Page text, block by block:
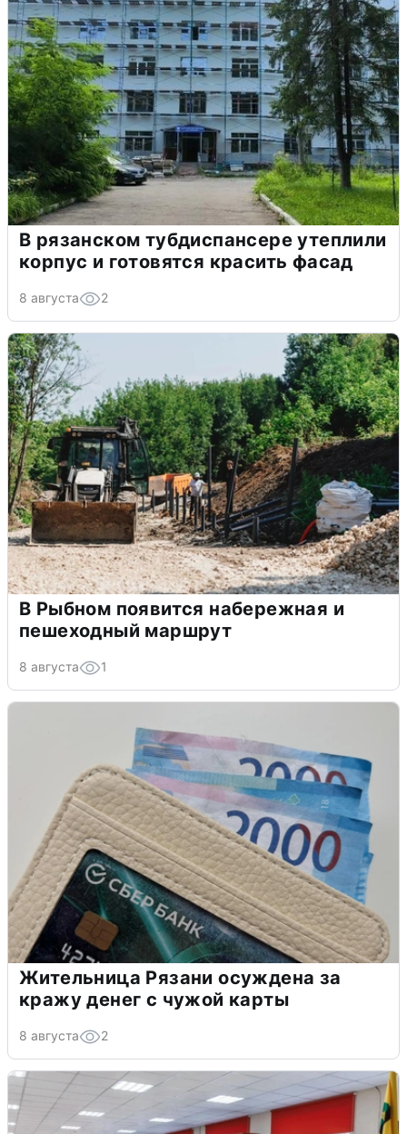
В рязанском тубдиспансере утеплили
корпус и готовятся красить фасад
8 августа 2
В Рыбном появится набережная и
пешеходный маршрут
8 августа 1
Жительница Рязани осуждена за
кражу денег с чужой карты
8 августа 2